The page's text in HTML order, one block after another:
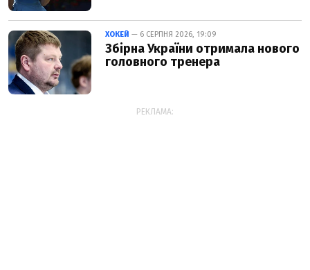
ХОКЕЙ — 6 СЕРПНЯ 2026, 19:09
Збірна України отримала нового
головного тренера
РЕКЛАМА: